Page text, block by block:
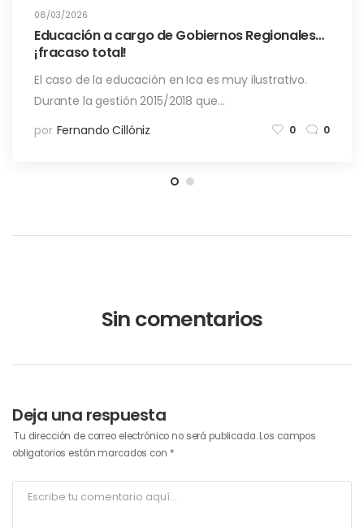
08/03/2026
Educación a cargo de Gobiernos Regionales…
¡fracaso total!
El caso de la educación en Ica es muy ilustrativo.
Durante la gestión 2015/2018 que…
por Fernando Cillóniz 0 0
Sin comentarios
Deja una respuesta
Tu dirección de correo electrónico no será publicada. Los campos
obligatorios están marcados con *